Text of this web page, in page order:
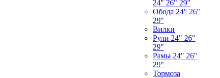
24" 26" 29"
Обода 24" 26"
29"
Вилки
Рули 24" 26"
29"
Рамы 24" 26"
29"
Тормоза